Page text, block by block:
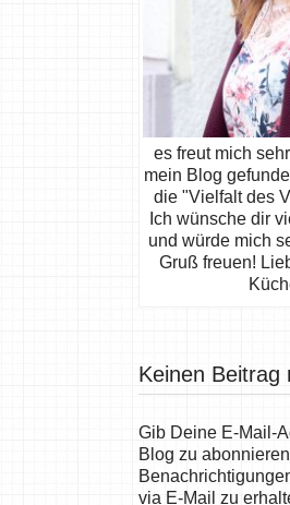
es freut mich
mein Blog
die "Vielfalt des
Ich wünsche dir
und würde mich
Gruß freuen!
Keinen Beitrag
Gib Deine E-Mail-
Blog zu
via E-Mail zu